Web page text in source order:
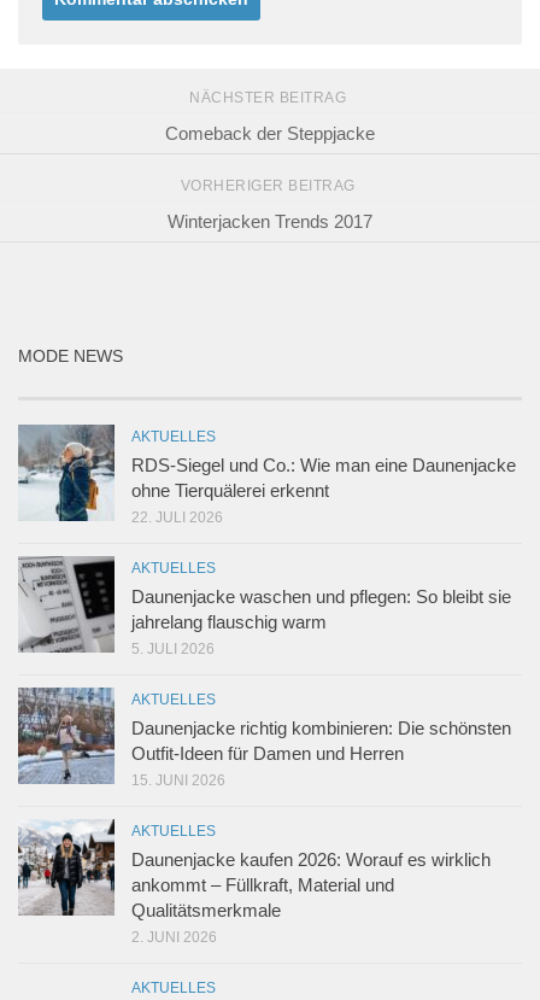
NÄCHSTER BEITRAG
Comeback der Steppjacke
VORHERIGER BEITRAG
Winterjacken Trends 2017
MODE NEWS
AKTUELLES
RDS-Siegel und Co.: Wie man eine Daunenjacke
ohne Tierquälerei erkennt
22. JULI 2026
AKTUELLES
Daunenjacke waschen und pflegen: So bleibt sie
jahrelang flauschig warm
5. JULI 2026
AKTUELLES
Daunenjacke richtig kombinieren: Die schönsten
Outfit-Ideen für Damen und Herren
15. JUNI 2026
AKTUELLES
Daunenjacke kaufen 2026: Worauf es wirklich
ankommt – Füllkraft, Material und
Qualitätsmerkmale
2. JUNI 2026
AKTUELLES